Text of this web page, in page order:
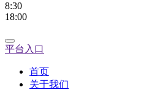
8:30
18:00
平台入口
首页
关于我们